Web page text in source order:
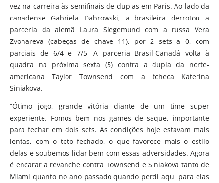
vez na carreira às semifinais de duplas em Paris. Ao lado da
canadense Gabriela Dabrowski, a brasileira derrotou a
parceria da alemã Laura Siegemund com a russa Vera
Zvonareva (cabeças de chave 11), por 2 sets a 0, com
parciais de 6/4 e 7/5. A parceria Brasil-Canadá volta à
quadra na próxima sexta (5) contra a dupla da norte-
americana Taylor Townsend com a tcheca Katerina
Siniakova.
“Ótimo jogo, grande vitória diante de um time super
experiente. Fomos bem nos games de saque, importante
para fechar em dois sets. As condições hoje estavam mais
lentas, com o teto fechado, o que favorece mais o estilo
delas e soubemos lidar bem com essas adversidades. Agora
é encarar a revanche contra Townsend e Siniakova tanto de
Miami quanto no ano passado quando perdi aqui para elas